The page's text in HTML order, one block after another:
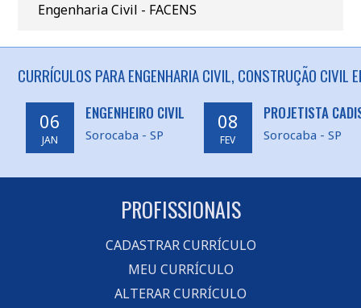
Engenharia Civil - FACENS
CURRÍCULOS PARA ENGENHARIA CIVIL, CONSTRUÇÃO CIVIL
06
JAN
ENGENHEIRO CIVIL
Sorocaba - SP
08
FEV
PROJETISTA
Sorocaba - SP
PROFISSIONAIS
CADASTRAR CURRÍCULO
MEU CURRÍCULO
ALTERAR CURRÍCULO